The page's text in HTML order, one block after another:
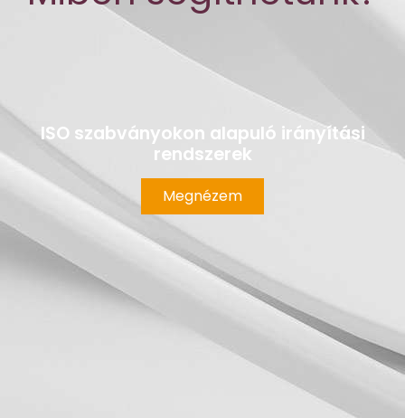
ISO szabványokon alapuló irányítási
rendszerek
Megnézem